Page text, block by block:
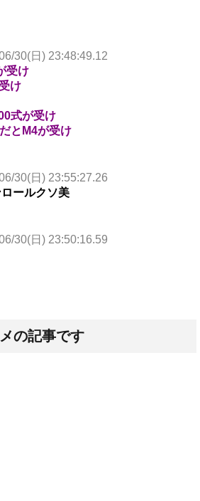
30(日) 23:48:49.12
受け
け
式が受け
とM4が受け
30(日) 23:55:27.26
ールクソ美
30(日) 23:50:16.59
の記事です